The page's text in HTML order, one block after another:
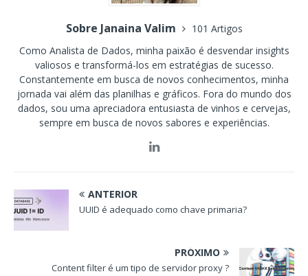
Sobre Janaina Valim
101 Artigos
Como Analista de Dados, minha paixão é desvendar insights
valiosos e transformá-los em estratégias de sucesso.
Constantemente em busca de novos conhecimentos, minha
jornada vai além das planilhas e gráficos. Fora do mundo dos
dados, sou uma apreciadora entusiasta de vinhos e cervejas,
sempre em busca de novos sabores e experiências.
ANTERIOR
UUID é adequado como chave primaria?
PRÓXIMO
Content filter é um tipo de servidor proxy ?